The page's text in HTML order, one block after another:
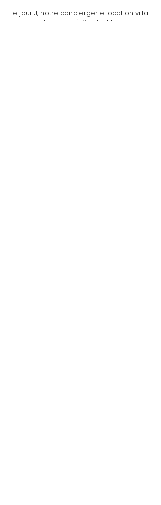
Le jour J, notre conciergerie location villa
avec gardiennage à Sainte-Maxime